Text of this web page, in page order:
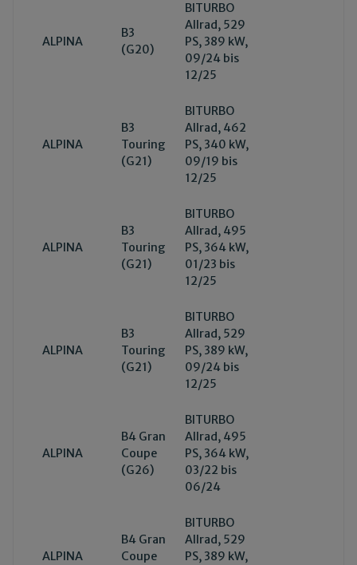
ALPINA
B3
(G20)
BITURBO
Allrad, 529
PS, 389 kW,
09/24 bis
12/25
ALPINA
B3
Touring
(G21)
BITURBO
Allrad, 462
PS, 340 kW,
09/19 bis
12/25
ALPINA
B3
Touring
(G21)
BITURBO
Allrad, 495
PS, 364 kW,
01/23 bis
12/25
ALPINA
B3
Touring
(G21)
BITURBO
Allrad, 529
PS, 389 kW,
09/24 bis
12/25
ALPINA
B4 Gran
Coupe
(G26)
BITURBO
Allrad, 495
PS, 364 kW,
03/22 bis
06/24
ALPINA
B4 Gran
Coupe
BITURBO
Allrad, 529
PS, 389 kW,